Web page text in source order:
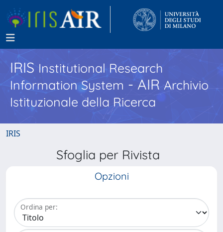
IRISInstitutional Research
Information System - AIR Archivio
Istituzionale della Ricerca
IRIS
Sfoglia per Rivista
Opzioni
Ordina per: